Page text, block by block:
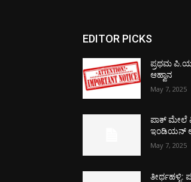
EDITOR PICKS
ಪ್ರಥಮ
ಆಹ್ವಾನ
May 7, 2025
ಪಾಕ್​ ಮೇಲೆ
ಇಂಡಿಯನ್
May 7, 2025
ತೀರ್ಥಹಳ್ಳಿ: